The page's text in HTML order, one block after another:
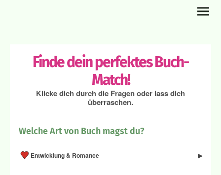
Finde dein perfektes Buch-
Match!
Klicke dich durch die Fragen oder lass dich
überraschen.
Welche Art von Buch magst du?
Entwicklung & Romance ▶